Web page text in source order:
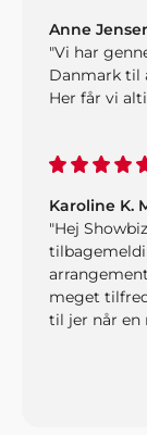
Anne
"Vi har
Danmark til
Her får vi
Karoline K.
"Hej
meget
til jer når en